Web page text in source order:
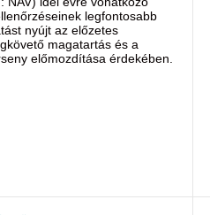
legfontosabb
nyújt az előzetes
magatartás és a
előmozdítása érdekében.